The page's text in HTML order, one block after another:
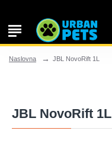
Naslovna JBL NovoRift 1L
JBL NovoRift 1L